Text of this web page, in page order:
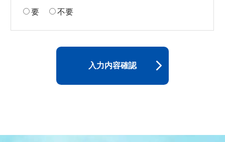
要 不要
入力内容確認